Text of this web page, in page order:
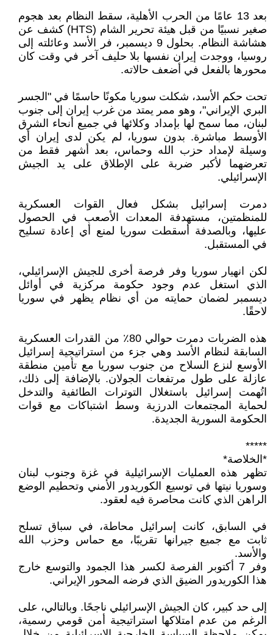
بعد 13 عامًا من الحرب الأهلية، سقط النظام بعد هجوم
صغير نسبيًا من قبل هيئة تحرير الشام (HTS) كشف عن
هشاشة النظام. بحلول 9 ديسمبر، فر الأسد وعائلته إلى
روسيا، ووجدت إيران نفسها بلا حليف آخر في وقت كان
محورها بالفعل في أضعف حالاته.
تحت حكم الأسد، شكلت سوريا مكونًا حاسمًا في "الجسر
البري الإيراني"، وهو ممر يمتد من غرب إيران إلى جنوب
لبنان، مما سمح لها بإمداد وكلائها في جميع أنحاء الشرق
الأوسط مباشرة. بدون سوريا، لم يكن لدى إيران أي
وسيلة لإمداد حزب الله وحماس، بعد أشهر فقط من
تعرضهما لأكبر ضربة على الإطلاق على يد الجيش
الإسرائيلي.
دمرت إسرائيل بشكل فعال القوات العسكرية
للمنظمتين، مستهدفة المعدات الأصعب في الحصول
عليها، وبالصدفة أسقطت سوريا لمنع أي إعادة تسليح
في المستقبل.
لكن انهيار سوريا وفر فرصة أخرى للجيش الإسرائيلي،
الذي استغل عدم وجود حكومة مركزية في أوائل
ديسمبر لضمان حمايته من أي نظام يظهر في سوريا
لاحقًا.
هذه الضربات دمرت حوالي 80٪ من القدرات العسكرية
السابقة لنظام الأسد وهي جزء من استراتيجية إسرائيل
الأوسع لنزع السلاح من جنوب سوريا مع تأمين منطقة
عازلة على طول مرتفعات الجولان. بالإضافة إلى ذلك،
اتُهمت إسرائيل باستغلال التوترات الطائفية والتدخل
لحماية المجتمعات الدرزية وسط اشتباكات مع قوات
الحكومة السورية الجديدة.
*****
*الخلاصة*
تظهر هذه العمليات الإسرائيلية في غزة وجنوب لبنان
وسوريا نيتها في توسيع الكوريدور الأمني وتحطيم الوضع
الراهن الذي كانت محاصرة فيه لعقود.
في السابق، كانت إسرائيل محاطة، في سباق تسلح
ثابت مع جميع جيرانها تقريبًا، مع حماس وحزب الله
والأسد.
وفر 7 أكتوبر الفرصة لكسر هذا الجمود والتوسع خارج
هذا الكوريدور الضيق الذي فرضه المحور الإيراني.
إلى حد كبير، كان الجيش الإسرائيلي ناجحًا. وبالتالي، على
الرغم من عدم امتلاكها استراتيجية أمن قومي رسمية،